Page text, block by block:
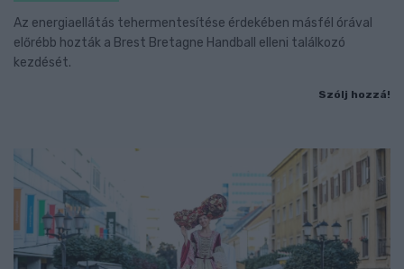
Az energiaellátás tehermentesítése érdekében másfél órával
előrébb hozták a Brest Bretagne Handball elleni találkozó
kezdését.
Szólj hozzá!